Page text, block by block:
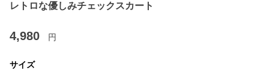
レトロな優しみチェックスカート
4,980 円
サイズ